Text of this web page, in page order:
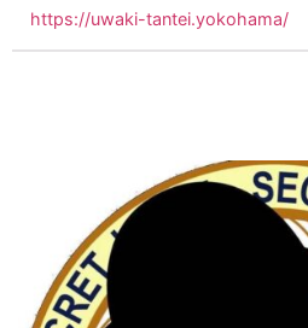
https://uwaki-tantei.yokohama/